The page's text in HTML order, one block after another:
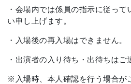
・会場内では係員の指示に従っ
い申し上げます。
・入場後の再入場はできません。
・出演者の入り待ち・出待ちはご
※入場時、本人確認を行う場合が